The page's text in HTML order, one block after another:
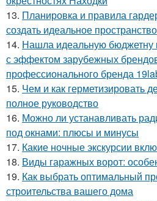
13. Планировка и правила
создать идеальное пространство
14. Нашла идеальную
с эффектом зарубежных
профессионального бренда
15. Чем и как герметизировать
полное руководство
16. Можно ли устанавливать
под окнами: плюсы и минусы
17. Какие ночные экскурсии
18. Виды гаражных ворот:
19. Как выбрать оптимальный
строительства вашего дома